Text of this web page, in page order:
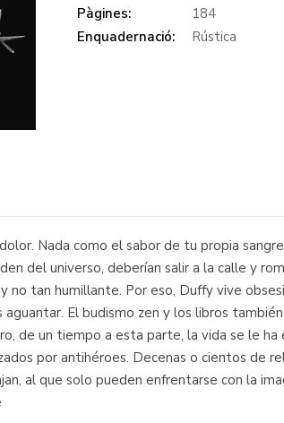
Pàgines:
184
Enquadernació:
Rústica
Nada como el sabor de tu propia
del universo, deberían salir a la calle y
no tan humillante. Por eso, Duffy vive
El budismo zen y los libros
de un tiempo a esta parte, la vida se le
por antihéroes. Decenas o cientos de
al que solo pueden enfrentarse con la